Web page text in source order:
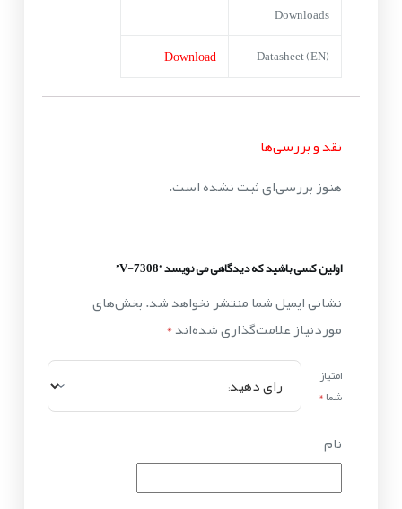
Downloads
Datasheet (EN)
Download
نقد و بررسی‌ها
هنوز بررسی‌ای ثبت نشده است.
اولین کسی باشید که دیدگاهی می نویسد “V-7308”
نشانی ایمیل شما منتشر نخواهد شد.بخش‌های
موردنیاز علامت‌گذاری شده‌اند*
امتیاز
شما*
نام